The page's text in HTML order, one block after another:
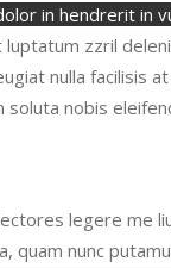
in hendrerit in
zzril
nulla facilisis
nobis
legere me
quam nunc